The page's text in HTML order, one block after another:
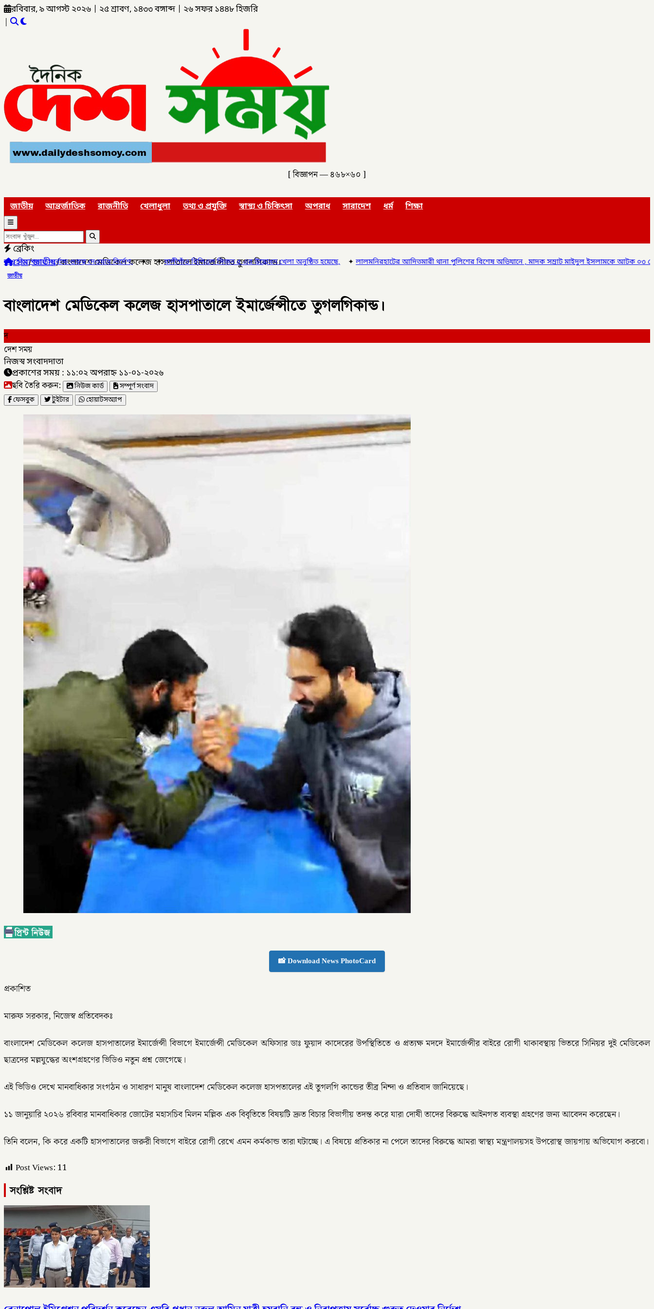
রবিবার, ৯ আগস্ট ২০২৬ ২৫ শ্রাবণ, ১৪৩৩ বঙ্গাব্দ ২৬ সফর ১৪৪৮ হিজরি
|
[ বিজ্ঞাপন — ৪৬৮×৬০ ]
জাতীয় আন্তর্জাতিক রাজনীতি খেলাধুলা তথ্য ও প্রযুক্তি স্বাস্থ্য ও চিকিৎসা অপরাধ সারাদেশ ধর্ম শিক্ষা
ব্রেকিং
দেওয়ার নির্দেশ,✦✦বালীগাঁও বিপিএল সিজন ৫ এর উদ্ভোধন খেলা অনুষ্ঠিত হয়েছে,✦লালমনিরহাটের আদিতমারী থানা পুলিশের বিশেষ অভিযানে , মাদক সম্রাট মাইদুল ইসলামকে আটক ০৩ বোতল স্কাফ সিরাপ উদ্ধার,
হোম/জাতীয়/বাংলাদেশ মেডিকেল কলেজ হাসপাতালে ইমার্জেন্সীতে তুগলগিকান্ড।
জাতীয়
বাংলাদেশ মেডিকেল কলেজ হাসপাতালে ইমার্জেন্সীতে তুগলগিকান্ড।
দ
দেশ সময়
নিজস্ব সংবাদদাতা
প্রকাশের সময় : ১১:০২ অপরাহ্ন ১১-০১-২০২৬
ছবি তৈরি করুন: নিউজ কার্ড
সম্পূর্ণ সংবাদ
ফেসবুক
টুইটার হোয়াটসঅ্যাপ
📸 Download News PhotoCard
প্রকাশিত
মারুফ সরকার, নিজেস্ব প্রতিবেদকঃ
বাংলাদেশ মেডিকেল কলেজ হাসপাতালের ইমার্জেন্সী বিভাগে ইমার্জেন্সী মেডিকেল অফিসার ডাঃ ফুয়াদ কাদেরের উপস্থিতিতে ও প্রত্যক্ষ মদদে ইমার্জেন্সীর বাইরে রোগী থাকাবস্থায় ভিতরে সিনিয়র দুই মেডিকেল
ছাত্রদের মল্লযুদ্ধের অংশগ্রহণের ভিডিও নতুন প্রশ্ন জেগেছে।
এই ভিডিও দেখে মানবাধিকার সংগঠন ও সাধারণ মানুষ বাংলাদেশ মেডিকেল কলেজ হাসপতালের এই তুগলগি কান্ডের তীব্র নিন্দা ও প্রতিবাদ জানিয়েছে।
১১ জানুয়ারি ২০২৬ রবিবার মানবাধিকার জোটের মহাসচিব মিলন মল্লিক এক বিবৃতিতে বিষয়টি দ্রুত বিচার বিভাগীয় তদন্ত করে যারা দোষী তাদের বিরুদ্ধে আইনগত ব্যবস্থা গ্রহণের জন্য আবেদন করেছেন।
তিনি বলেন, কি করে একটি হাসপাতালের জরুরী বিভাগে বাইরে রোগী রেখে এমন কর্মকান্ড তারা ঘটাচ্ছে। এ বিষয়ে প্রতিকার না পেলে তাদের বিরুদ্ধে আমরা স্বাস্থ্য মন্ত্রণালয়সহ উপরোস্থ জায়গায় অভিযোগ করবো।
Post Views: 11
সংশ্লিষ্ট সংবাদ